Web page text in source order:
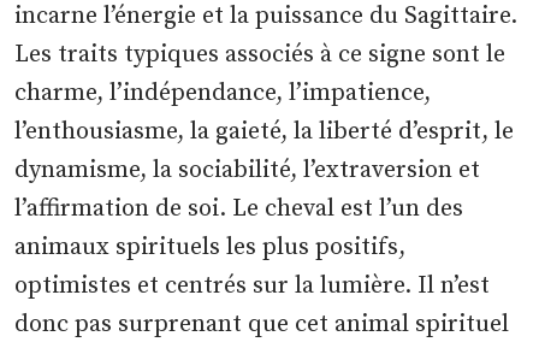
incarne l’énergie et la puissance du Sagittaire.
Les traits typiques associés à ce signe sont le
charme, l’indépendance, l’impatience,
l’enthousiasme, la gaieté, la liberté d’esprit, le
dynamisme, la sociabilité, l’extraversion et
l’affirmation de soi. Le cheval est l’un des
animaux spirituels les plus positifs,
optimistes et centrés sur la lumière. Il n’est
donc pas surprenant que cet animal spirituel